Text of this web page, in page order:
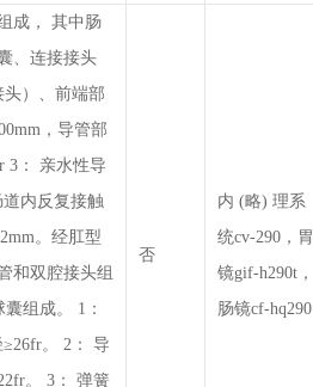
成， 其中肠
、连接接头
头）、前端部
，导管部
3： 亲水性导
道内反复接触
。经肛型
和双腔接头组
组成。 1：
。 2： 导
。 3： 弹簧
否
内 (略) 理系
统cv-290，胃
镜gif-h290t，
肠镜cf-hq290